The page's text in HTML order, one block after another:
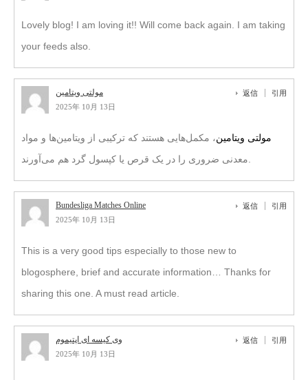
Lovely blog! I am loving it!! Will come back again. I am taking
your feeds also.
2025年 10月 13日
返信 引用
مولتی‌ ویتامین‌، مکمل‌هایی هستند که ترکیبی از ویتامین‌ها و مواد
معدنی ضروری را در یک قرص یا کپسول گرد هم می‌آورند.
Bundesliga Matches Online
2025年 10月 13日
返信 引用
This is a very good tips especially to those new to
blogosphere, brief and accurate information… Thanks for
sharing this one. A must read article.
وی کیسه ای اپتیموم
2025年 10月 13日
返信 引用